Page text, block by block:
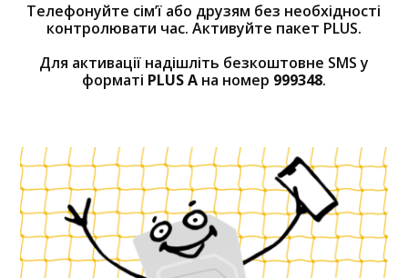
Телефонуйте сім’ї або друзям без необхідності
контролювати час. Активуйте пакет PLUS.
Для активації надішліть безкоштовне SMS у
форматі PLUS Aна номер 999348.